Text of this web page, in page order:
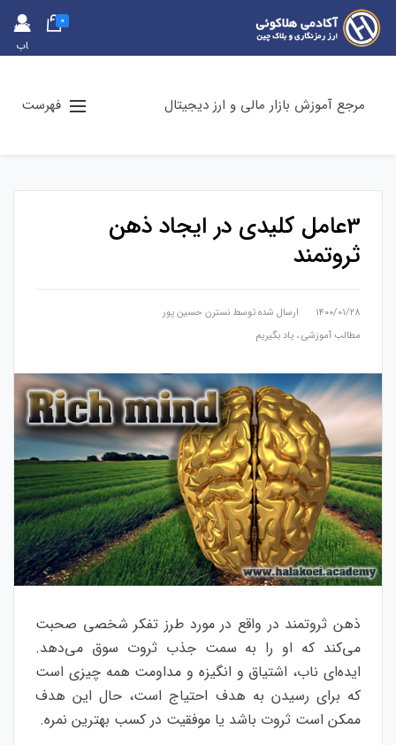
حس
اب
0
مرجع آموزش بازار مالی و ارز دیجیتال فهرست
3عامل کلیدی در ایجاد ذهن
ثروتمند
۱۴۰۰/۰۱/۲۸ ارسال شده توسط نسترن حسین پور
مطالب آموزشی، یاد بگیریم
ذهن ثروتمند در واقع در مورد طرز تفکر شخصی صحبت
می‌کند که او را به سمت جذب ثروت سوق می‌دهد.
ایده‌ای ناب، اشتیاق و انگیزه و مداومت همه چیزی است
که برای رسیدن به هدف احتیاج است، حال این هدف
ممکن است ثروت باشد یا موفقیت در کسب بهترین نمره.